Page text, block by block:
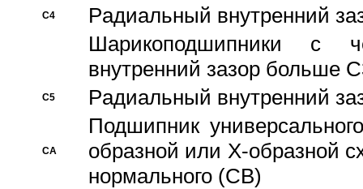
C4
Pадиальный внутренний
Шарикоподшипники с
внутренний зазор больше
C5 Pадиальный внутренний
CA
Подшипник
образной или Х-образной
нормального (CB)